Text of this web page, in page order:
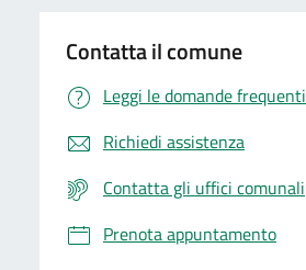
Contatta il comune
Leggi le domande frequenti
Richiedi assistenza
Contatta gli uffici comunali
Prenota appuntamento